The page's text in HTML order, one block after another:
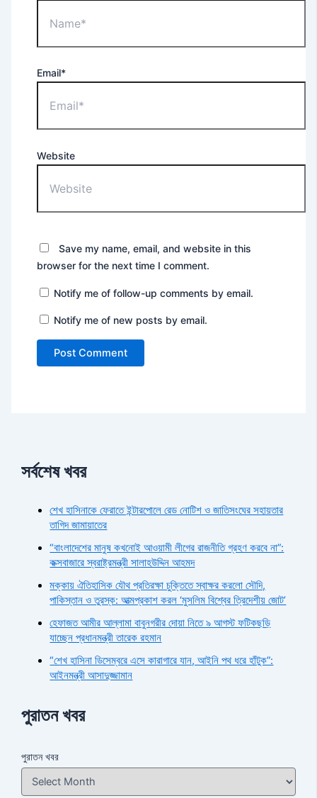
Email*
Website
Save my name, email, and website in this
browser for the next time I comment.
Notify me of follow-up comments by email.
Notify me of new posts by email.
সর্বশেষ খবর
শেখ হাসিনাকে ফেরাতে ইন্টারপোলে রেড নোটিশ ও জাতিসংঘের সহায়তার
তাগিদ জামায়াতের
“বাংলাদেশের মানুষ কখনোই আওয়ামী লীগের রাজনীতি গ্রহণ করবে না”:
কক্সবাজারে স্বরাষ্ট্রমন্ত্রী সালাহউদ্দিন আহমদ
মক্কায় ঐতিহাসিক যৌথ প্রতিরক্ষা চুক্তিতে স্বাক্ষর করলো সৌদি,
পাকিস্তান ও তুরস্ক: আত্মপ্রকাশ করল ‘মুসলিম বিশ্বের ত্রিদেশীয় জোট’
হেফাজত আমীর আল্লামা বাবুনগরীর দোয়া নিতে ৯ আগস্ট ফটিকছড়ি
যাচ্ছেন প্রধানমন্ত্রী তারেক রহমান
“শেখ হাসিনা ডিসেম্বরে এসে কারাগারে যান, আইনি পথ ধরে হাঁটুক”:
আইনমন্ত্রী আসাদুজ্জামান
পুরাতন খবর
পুরাতন খবর